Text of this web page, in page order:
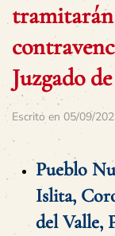
tramitarán
Juzgado
Escrito en 05/09/
Pueblo
Islita,
del Valle,